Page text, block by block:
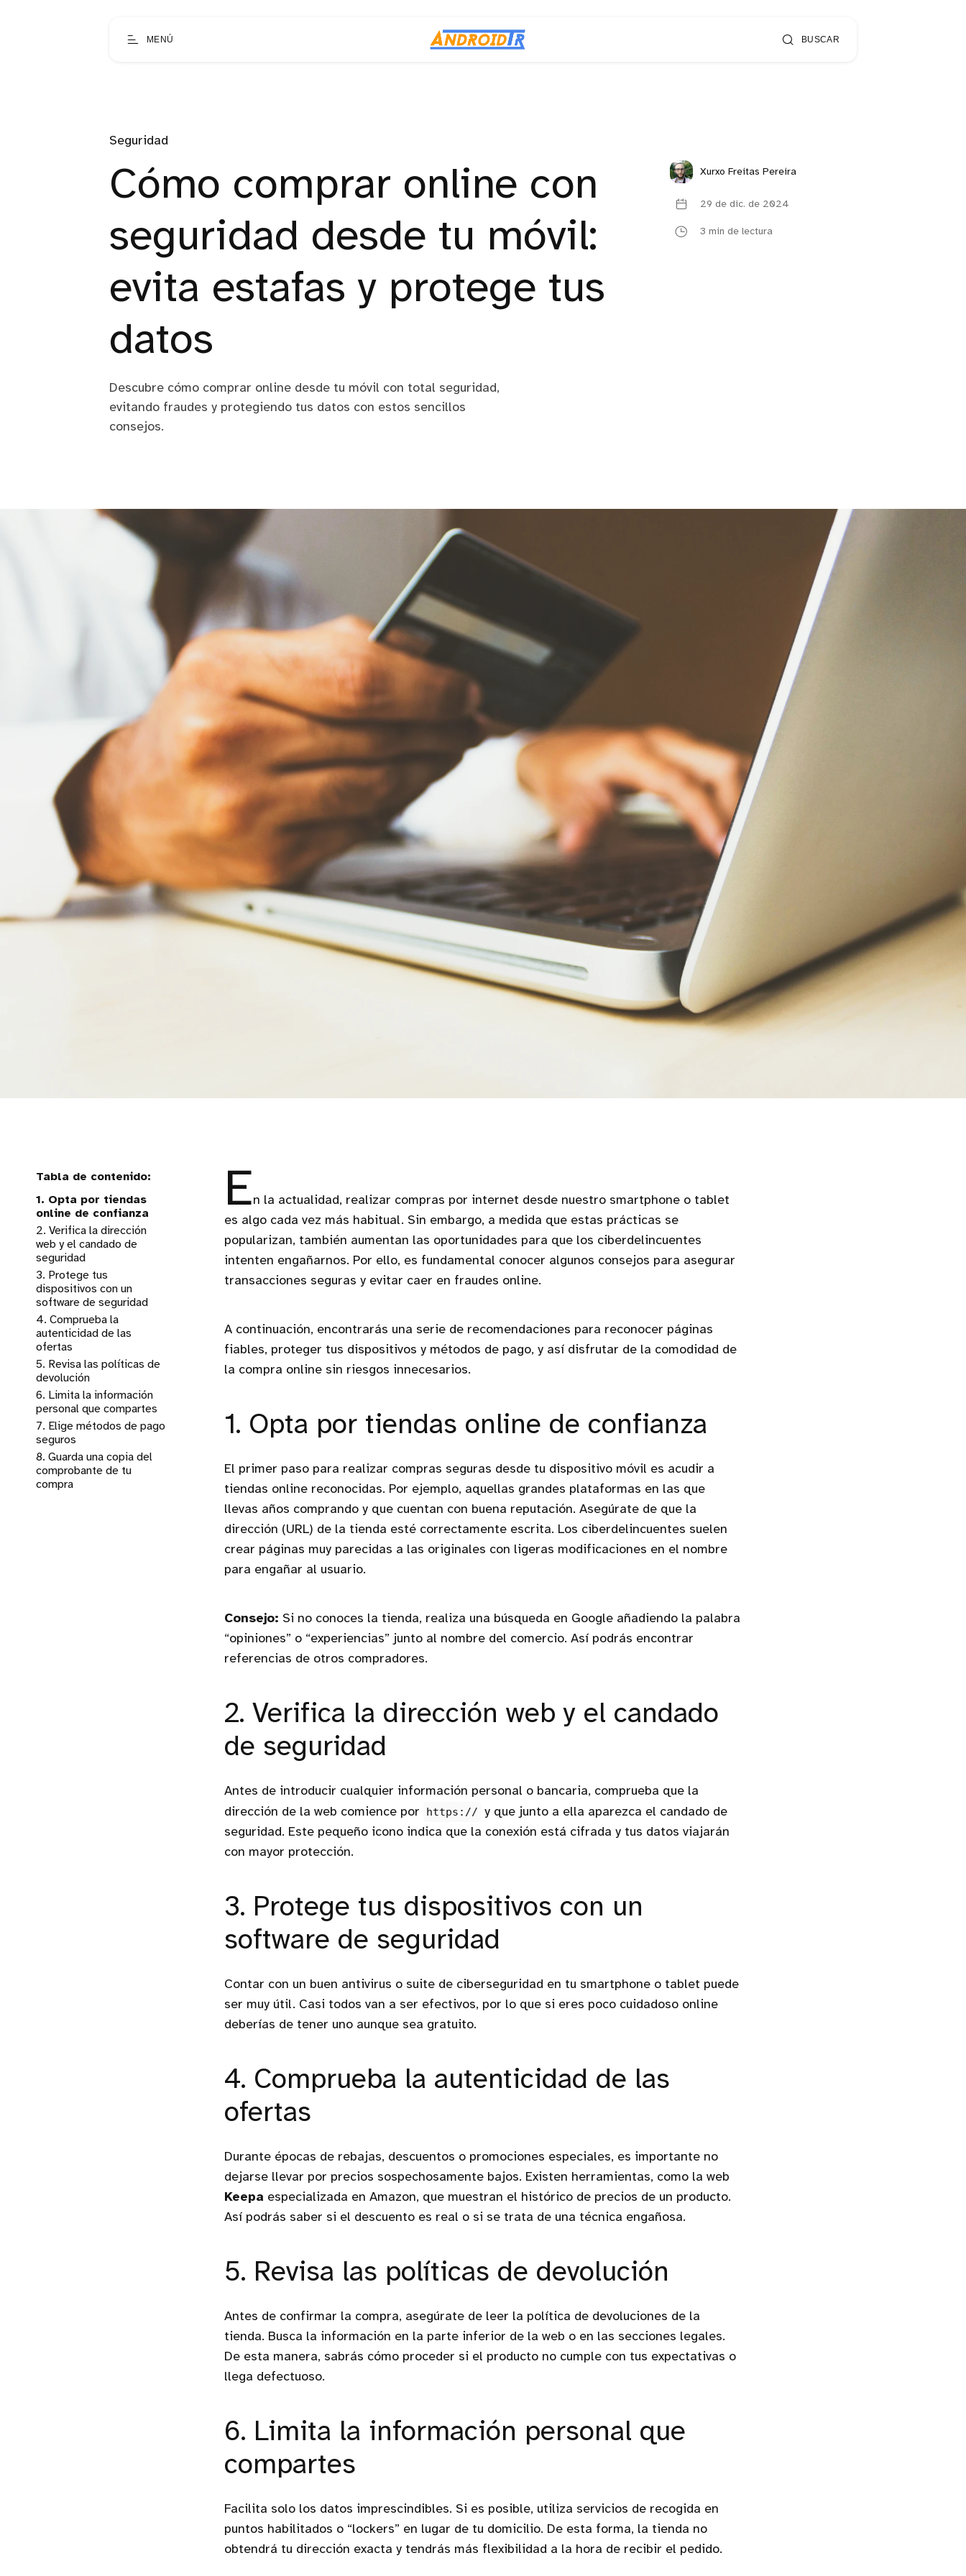
MENÚ BUSCAR
Seguridad
Cómo comprar online con
seguridad desde tu móvil:
evita estafas y protege tus
datos
Descubre cómo comprar online desde tu móvil con total seguridad,
evitando fraudes y protegiendo tus datos con estos sencillos
consejos.
Xurxo Freitas Pereira
29 de dic. de 2024
3 min de lectura
1. Opta por tiendas
online de confianza
2. Verifica la dirección
web y el candado de
seguridad
3. Protege tus
dispositivos con un
software de seguridad
4. Comprueba la
autenticidad de las
ofertas
5. Revisa las políticas de
devolución
6. Limita la información
personal que compartes
7. Elige métodos de pago
seguros
8. Guarda una copia del
comprobante de tu
compra
En la actualidad, realizar compras por internet desde nuestro smartphone o tablet
es algo cada vez más habitual. Sin embargo, a medida que estas prácticas se
popularizan, también aumentan las oportunidades para que los ciberdelincuentes
intenten engañarnos. Por ello, es fundamental conocer algunos consejos para asegurar
transacciones seguras y evitar caer en fraudes online.
A continuación, encontrarás una serie de recomendaciones para reconocer páginas
fiables, proteger tus dispositivos y métodos de pago, y así disfrutar de la comodidad de
la compra online sin riesgos innecesarios.
1. Opta por tiendas online de confianza
El primer paso para realizar compras seguras desde tu dispositivo móvil es acudir a
tiendas online reconocidas. Por ejemplo, aquellas grandes plataformas en las que
llevas años comprando y que cuentan con buena reputación. Asegúrate de que la
dirección (URL) de la tienda esté correctamente escrita. Los ciberdelincuentes suelen
crear páginas muy parecidas a las originales con ligeras modificaciones en el nombre
para engañar al usuario.
Consejo: Si no conoces la tienda, realiza una búsqueda en Google añadiendo la palabra
“opiniones” o “experiencias” junto al nombre del comercio. Así podrás encontrar
referencias de otros compradores.
2. Verifica la dirección web y el candado
de seguridad
Antes de introducir cualquier información personal o bancaria, comprueba que la
dirección de la web comience por
https:// y que junto a ella aparezca el candado de
seguridad. Este pequeño icono indica que la conexión está cifrada y tus datos viajarán
con mayor protección.
3. Protege tus dispositivos con un
software de seguridad
Contar con un buen antivirus o suite de ciberseguridad en tu smartphone o tablet puede
ser muy útil. Casi todos van a ser efectivos, por lo que si eres poco cuidadoso online
deberías de tener uno aunque sea gratuito.
4. Comprueba la autenticidad de las
ofertas
Durante épocas de rebajas, descuentos o promociones especiales, es importante no
dejarse llevar por precios sospechosamente bajos. Existen herramientas, como la web
Keepa especializada en Amazon, que muestran el histórico de precios de un producto.
Así podrás saber si el descuento es real o si se trata de una técnica engañosa.
5. Revisa las políticas de devolución
Antes de confirmar la compra, asegúrate de leer la política de devoluciones de la
tienda. Busca la información en la parte inferior de la web o en las secciones legales.
De esta manera, sabrás cómo proceder si el producto no cumple con tus expectativas o
llega defectuoso.
6. Limita la información personal que
compartes
Facilita solo los datos imprescindibles. Si es posible, utiliza servicios de recogida en
puntos habilitados o “lockers” en lugar de tu domicilio. De esta forma, la tienda no
obtendrá tu dirección exacta y tendrás más flexibilidad a la hora de recibir el pedido.